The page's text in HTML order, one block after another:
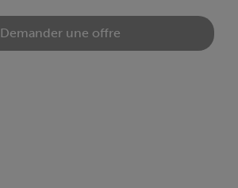
Demander une offre